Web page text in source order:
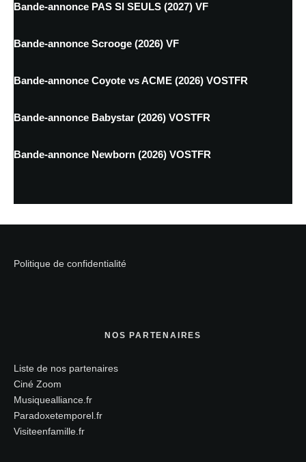
Bande-annonce PAS SI SEULS (2027) VF
Bande-annonce Scrooge (2026) VF
Bande-annonce Coyote vs ACME (2026) VOSTFR
Bande-annonce Babystar (2026) VOSTFR
Bande-annonce Newborn (2026) VOSTFR
Politique de confidentialité
NOS PARTENAIRES
Liste de nos partenaires
Ciné Zoom
Musiquealliance.fr
Paradoxetemporel.fr
Visiteenfamille.fr